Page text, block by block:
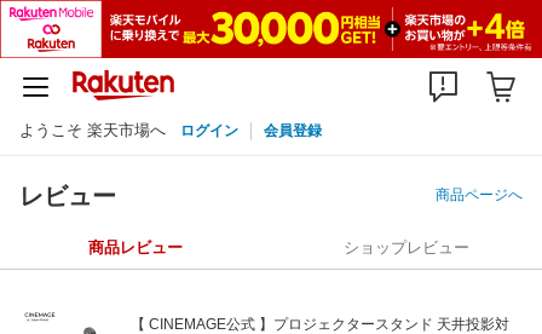
ようこそ 楽天市場へ ログイン 会員登録
レビュー 商品ページへ
商品レビュー ショップレビュー
【 CINEMAGE公式 】プロジェクタースタンド 天井投影対